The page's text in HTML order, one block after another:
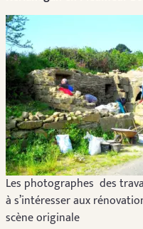
Les photographes des
à s’intéresser aux
scène originale